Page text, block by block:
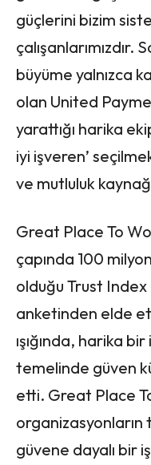
güçlerini bizim
çalışanlarımızdır.
büyüme yalnızca
olan United
yarattığı harika
iyi işveren’
ve mutluluk
Great Place To
çapında 100
olduğu Trust Index
anketinden elde
ışığında, harika
temelinde güven
etti. Great Place
organizasyonların
güvene dayalı bir